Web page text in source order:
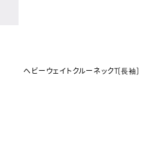
ヘビーウェイトクルーネックT(長袖)